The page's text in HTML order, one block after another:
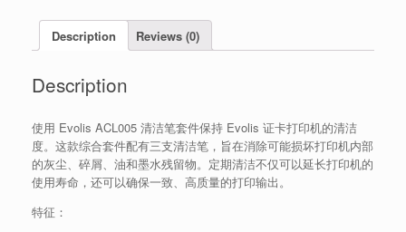
Description Reviews (0)
Description
使用 Evolis ACL005 清洁笔套件保持 Evolis 证卡打印机的清洁
度。这款综合套件配有三支清洁笔，旨在消除可能损坏打印机内部
的灰尘、碎屑、油和墨水残留物。定期清洁不仅可以延长打印机的
使用寿命，还可以确保一致、高质量的打印输出。
特征：